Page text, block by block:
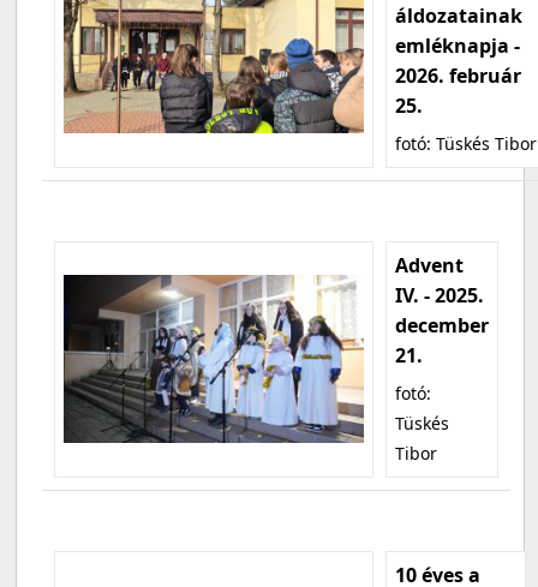
áldozatainak
emléknapja -
2026. február
25.
fotó: Tüskés Tibor
Advent
IV. - 2025.
december
21.
fotó:
Tüskés
Tibor
10 éves a